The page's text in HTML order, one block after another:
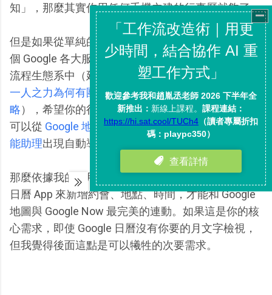
知」，那麼其實你用任何手機內建的行事曆就夠了。
但是如果從單純的管理約會提醒更進一步，你還是一
個 Google 各大服務的愛用者，在 Google 的雲端工作
流程生態系中（延伸參考，我的 Google 工作流程：
一人之力為何有團隊之效？我的 Google 圓心工作策
略），希望你的行事曆約會不只出現在行事曆上，也
可以從 Google 地圖 上找到、可以在Google Now 智
能助理出現自動導航通知。
那麼依據我的使用經驗，還是要使用 Google 官方的
日曆 App 來新增約會、地點、時間，才能和 Google
地圖與 Google Now 最完美的連動。如果這是你的核
心需求，即使 Google 日曆沒有你要的月文字檢視，
但我覺得後面這點是可以犧牲的次要需求。